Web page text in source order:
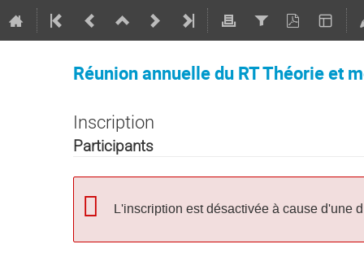
Réunion annuelle du RT Théorie et
Inscription
Participants
L'inscription est désactivée à cause d'une